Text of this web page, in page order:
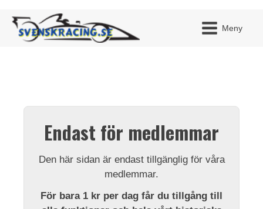
Meny
Endast för medlemmar
Den här sidan är endast tillgänglig för våra
medlemmar.
För bara 1 kr per dag får du tillgång till